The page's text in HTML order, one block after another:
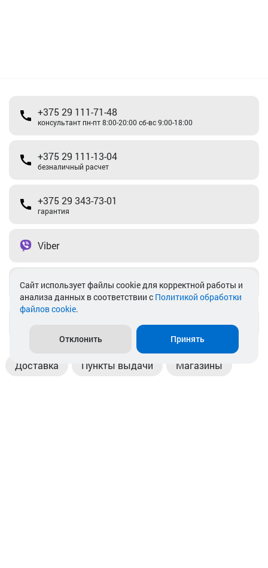
+375 29 111-71-48
консультант пн-пт 8:00-20:00 сб-вс 9:00-18:00
+375 29 111-13-04
безналичный расчет
+375 29 343-73-01
гарантия
Viber
Telegram
Доставка Пункты выдачи Магазины
Cайт использует файлы cookie для корректной работы и
анализа данных в соответствии с Политикой обработки
файлов cookie.
Отклонить Принять